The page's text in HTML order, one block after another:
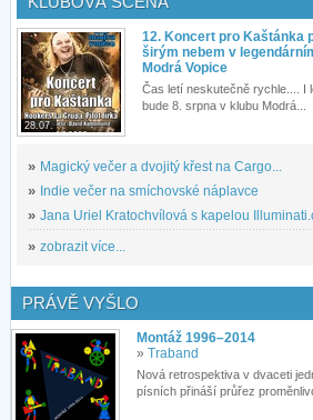
28.07.
12. Koncert pro Kaštánka
širým nebem v
Modrá Vopice
Čas letí neskutečně rychle.... I
bude 8. srpna v klubu Modrá...
» Magický večer a dvojitý křest na Cargo...
» Indie večer na smíchovské náplavce
» Jana Uriel Kratochvílová s kapelou
» zobrazit více...
PRÁVĚ VYŠLO
Montáž 1996–2014
» Traband
Nová retrospektiva v dvaceti
písních přináší průřez